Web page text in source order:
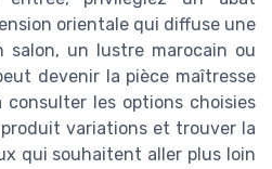
orientale qui diffuse une
salon, un lustre marocain ou
devenir la pièce maîtresse
consulter les options choisies
variations et trouver la
qui souhaitent aller plus loin